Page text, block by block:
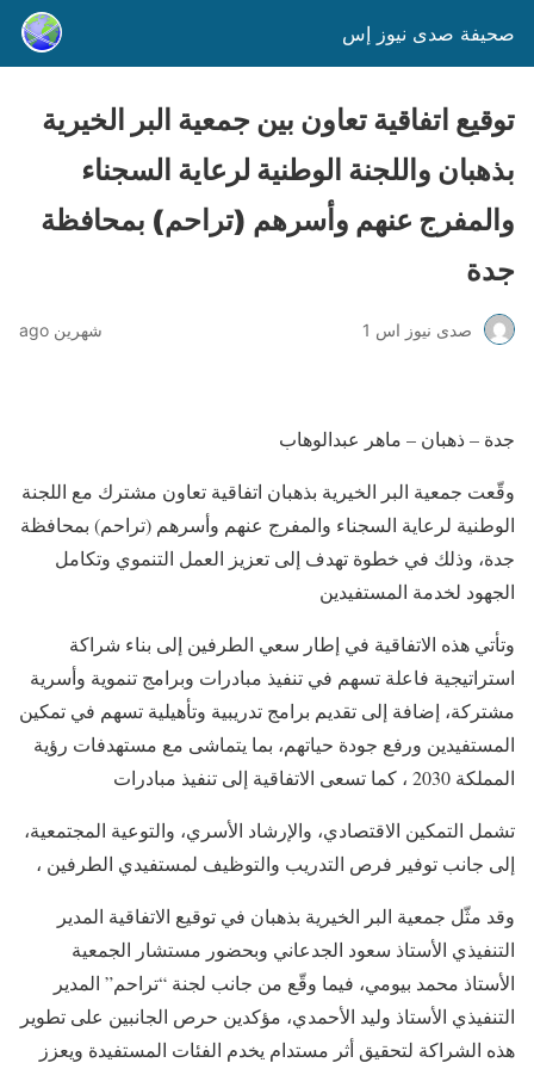
صحيفة صدى نيوز إس
توقيع اتفاقية تعاون بين جمعية البر الخيرية
بذهبان واللجنة الوطنية لرعاية السجناء
والمفرج عنهم وأسرهم (تراحم) بمحافظة
جدة
صدى نيوز اس 1 شهرين ago
جدة – ذهبان – ماهر عبدالوهاب
وقّعت جمعية البر الخيرية بذهبان اتفاقية تعاون مشترك مع اللجنة
الوطنية لرعاية السجناء والمفرج عنهم وأسرهم (تراحم) بمحافظة
جدة، وذلك في خطوة تهدف إلى تعزيز العمل التنموي وتكامل
الجهود لخدمة المستفيدين
وتأتي هذه الاتفاقية في إطار سعي الطرفين إلى بناء شراكة
استراتيجية فاعلة تسهم في تنفيذ مبادرات وبرامج تنموية وأسرية
مشتركة، إضافة إلى تقديم برامج تدريبية وتأهيلية تسهم في تمكين
المستفيدين ورفع جودة حياتهم، بما يتماشى مع مستهدفات رؤية
المملكة 2030 ، كما تسعى الاتفاقية إلى تنفيذ مبادرات
تشمل التمكين الاقتصادي، والإرشاد الأسري، والتوعية المجتمعية،
إلى جانب توفير فرص التدريب والتوظيف لمستفيدي الطرفين ،
وقد مثّل جمعية البر الخيرية بذهبان في توقيع الاتفاقية المدير
التنفيذي الأستاذ سعود الجدعاني وبحضور مستشار الجمعية
الأستاذ محمد بيومي، فيما وقّع من جانب لجنة “تراحم” المدير
التنفيذي الأستاذ وليد الأحمدي، مؤكدين حرص الجانبين على تطوير
هذه الشراكة لتحقيق أثر مستدام يخدم الفئات المستفيدة ويعزز